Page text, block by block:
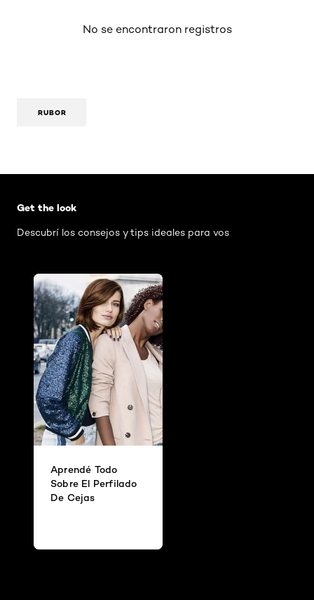
No se encontraron registros
RUBOR
Get the look
Descubrí los consejos y tips ideales para vos
Aprendé Todo
Sobre El Perfilado
De Cejas